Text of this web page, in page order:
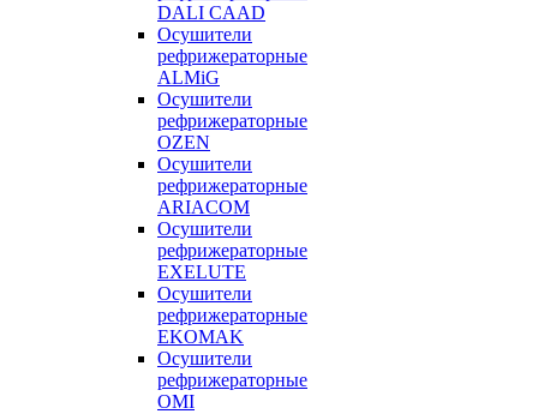
DALI CAAD
Осушители
рефрижераторные
ALMiG
Осушители
рефрижераторные
OZEN
Осушители
рефрижераторные
ARIACOM
Осушители
рефрижераторные
EXELUTE
Осушители
рефрижераторные
EKOMAK
Осушители
рефрижераторные
OMI